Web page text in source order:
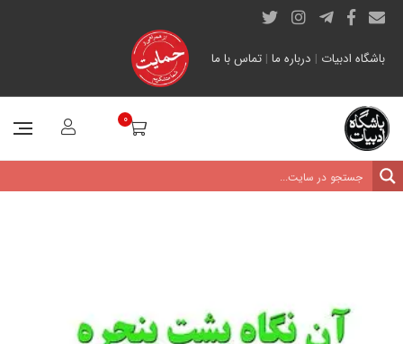
باشگاه ادبیات | درباره ما | تماس با ما
0